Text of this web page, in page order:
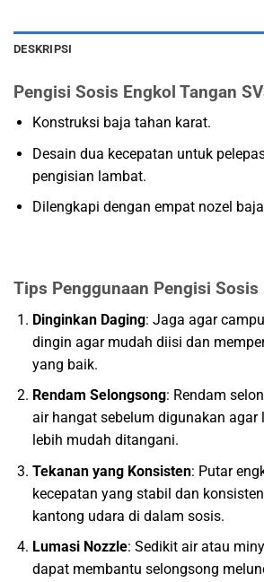
DESKRIPSI
Pengisi Sosis Engkol Tangan
Konstruksi baja tahan karat.
Desain dua kecepatan untuk
pengisian lambat.
Dilengkapi dengan empat nozel
Tips Penggunaan Pengisi Sosis
Dinginkan Daging: Jaga agar
dingin agar mudah diisi dan
yang baik.
Rendam Selongsong: Rendam
air hangat sebelum digunakan agar
lebih mudah ditangani.
Tekanan yang Konsisten: Putar
kecepatan yang stabil dan
kantong udara di dalam sosis.
Lumasi Nozzle: Sedikit air atau
dapat membantu selongsong